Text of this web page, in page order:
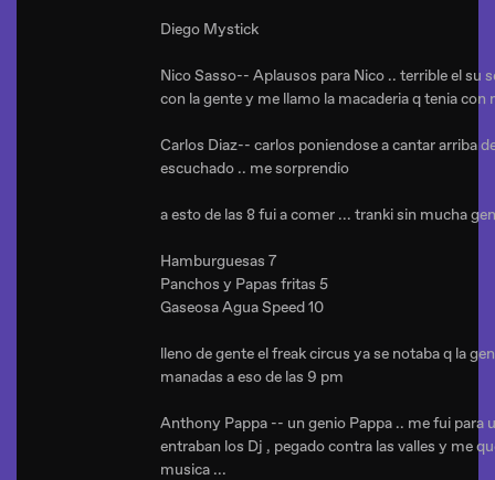
Diego Mystick
Nico Sasso-- Aplausos para Nico .. terrible el su
con la gente y me llamo la macaderia q tenia con
Carlos Diaz-- carlos poniendose a cantar arriba
escuchado .. me sorprendio
a esto de las 8 fui a comer ... tranki sin mucha
Hamburguesas 7
Panchos y Papas fritas 5
Gaseosa Agua Speed 10
lleno de gente el freak circus ya se notaba q la
manadas a eso de las 9 pm
Anthony Pappa -- un genio Pappa .. me fui para
entraban los Dj , pegado contra las valles y me
musica ...